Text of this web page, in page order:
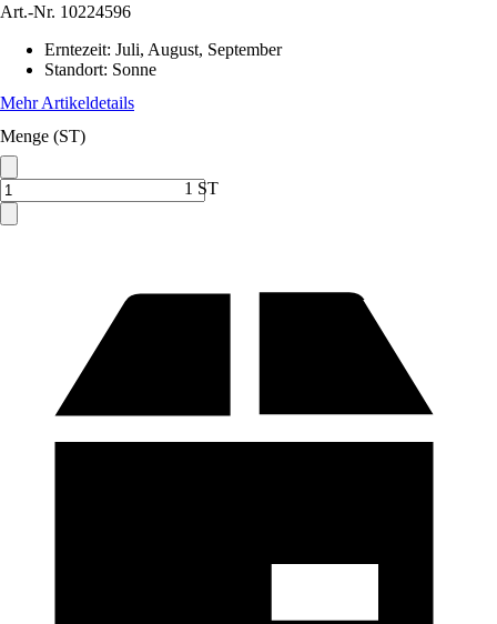
Art.-Nr. 10224596
Erntezeit: Juli, August, September
Standort: Sonne
Mehr Artikeldetails
Menge (ST)
1 ST